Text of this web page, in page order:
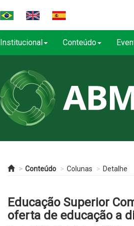
Institucional Conteúdo
Conteúdo Colunas Detalhe
Educação Superior
oferta de educação a